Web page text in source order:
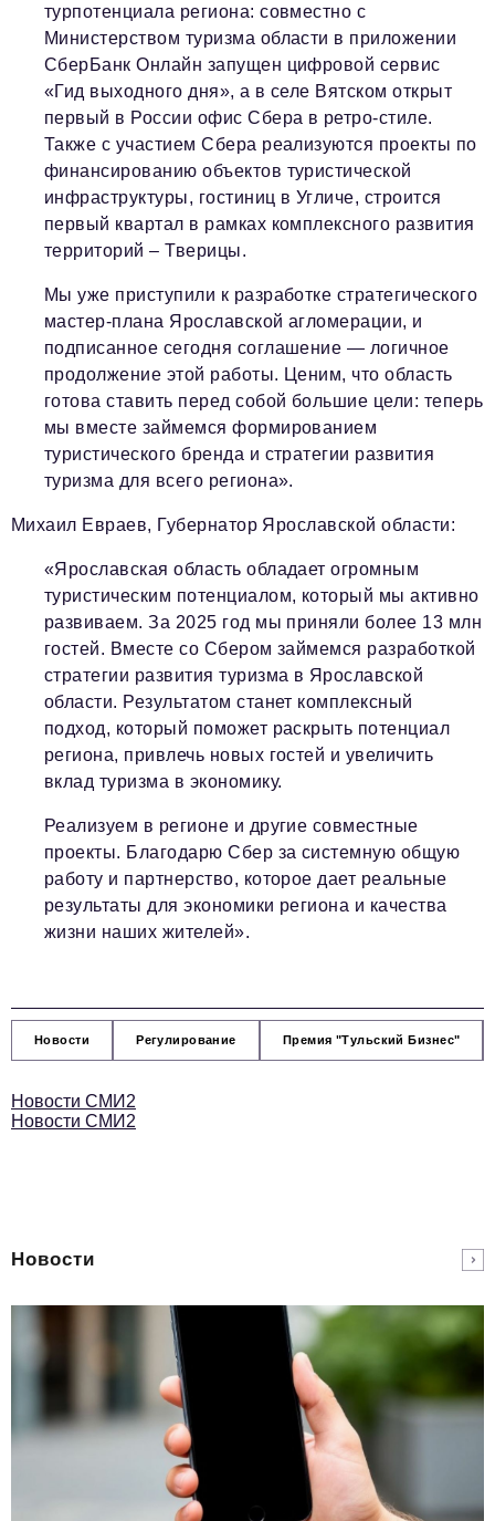
турпотенциала региона: совместно с
Министерством туризма области в приложении
СберБанк Онлайн запущен цифровой сервис
«Гид выходного дня», а в селе Вятском открыт
первый в России офис Сбера в ретро-стиле.
Также с участием Сбера реализуются проекты по
финансированию объектов туристической
инфраструктуры, гостиниц в Угличе, строится
первый квартал в рамках комплексного развития
территорий – Тверицы.
Мы уже приступили к разработке стратегического
мастер-плана Ярославской агломерации, и
подписанное сегодня соглашение — логичное
продолжение этой работы. Ценим, что область
готова ставить перед собой большие цели: теперь
мы вместе займемся формированием
туристического бренда и стратегии развития
туризма для всего региона».
Михаил Евраев, Губернатор Ярославской области:
«Ярославская область обладает огромным
туристическим потенциалом, который мы активно
развиваем. За 2025 год мы приняли более 13 млн
гостей. Вместе со Сбером займемся разработкой
стратегии развития туризма в Ярославской
области. Результатом станет комплексный
подход, который поможет раскрыть потенциал
региона, привлечь новых гостей и увеличить
вклад туризма в экономику.
Реализуем в регионе и другие совместные
проекты. Благодарю Сбер за системную общую
работу и партнерство, которое дает реальные
результаты для экономики региона и качества
жизни наших жителей».
Новости Регулирование Премия "Тульский Бизнес"
Новости СМИ2
Новости СМИ2
Новости